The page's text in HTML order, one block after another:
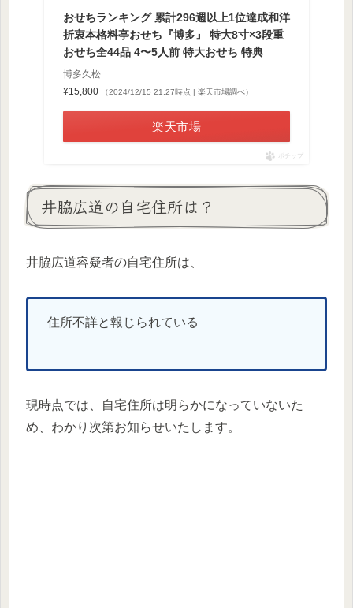
おせちランキング 累計296週以上1位達成和洋
折衷本格料亭おせち『博多』 特大8寸×3段重
おせち全44品 4〜5人前 特大おせち 特典
博多久松
¥15,800
（2024/12/15 21:27時点 | 楽天市場調べ）
楽天市場
ポチップ
井脇広道の自宅住所は？
井脇広道容疑者の自宅住所は、
住所不詳と報じられている
現時点では、自宅住所は明らかになっていないた
め、わかり次第お知らせいたします。